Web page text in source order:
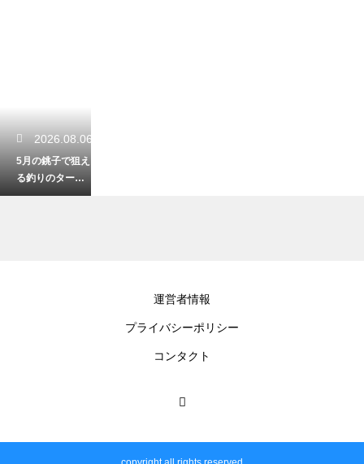
2026.08.06
5月の銚子で狙え
る釣りのターゲ
ット！初夏の海
運営者情報
プライバシーポリシー
コンタクト